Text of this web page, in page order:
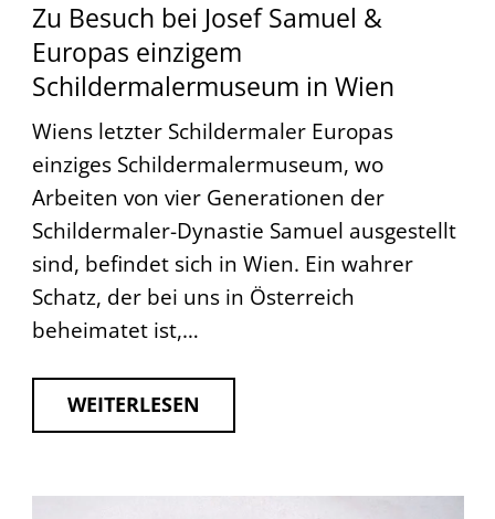
Zu Besuch bei Josef Samuel &
Europas einzigem
Schildermalermuseum in Wien
Wiens letzter Schildermaler Europas
einziges Schildermalermuseum, wo
Arbeiten von vier Generationen der
Schildermaler-Dynastie Samuel ausgestellt
sind, befindet sich in Wien. Ein wahrer
Schatz, der bei uns in Österreich
beheimatet ist,…
WEITERLESEN